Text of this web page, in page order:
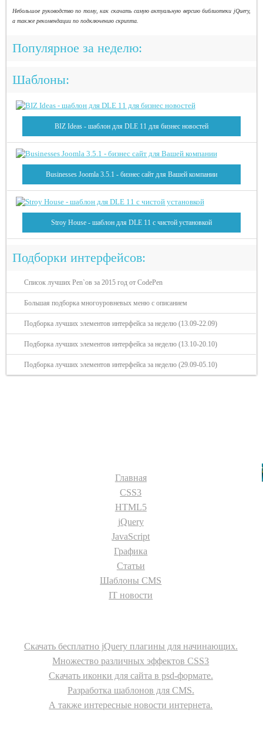
Небольшое руководство по тому, как скачать самую актуальную версию библиотеки jQuery,
а также рекомендации по подключению скрипта.
Популярное за неделю:
Шаблоны:
BIZ Ideas - шаблон для DLE 11 для бизнес новостей
Businesses Joomla 3.5.1 - бизнес сайт для Вашей компании
Stroy House - шаблон для DLE 11 с чистой установкой
Подборки интерфейсов:
Список лучших Pen`ов за 2015 год от CodePen
Большая подборка многоуровневых меню с описанием
Подборка лучших элементов интерфейса за неделю (13.09-22.09)
Подборка лучших элементов интерфейса за неделю (13.10-20.10)
Подборка лучших элементов интерфейса за неделю (29.09-05.10)
Главная
CSS3
HTML5
jQuery
JavaScript
Графика
Статьи
Шаблоны CMS
IT новости
Скачать бесплатно jQuery плагины для начинающих.
Множество различных эффектов CSS3
Скачать иконки для сайта в psd-формате.
Разработка шаблонов для CMS.
А также интересные новости интернета.